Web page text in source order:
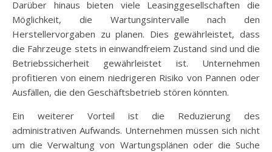
Darüber hinaus bieten viele Leasinggesellschaften die
Möglichkeit, die Wartungsintervalle nach den
Herstellervorgaben zu planen. Dies gewährleistet, dass
die Fahrzeuge stets in einwandfreiem Zustand sind und die
Betriebssicherheit gewährleistet ist. Unternehmen
profitieren von einem niedrigeren Risiko von Pannen oder
Ausfällen, die den Geschäftsbetrieb stören könnten.
Ein weiterer Vorteil ist die Reduzierung des
administrativen Aufwands. Unternehmen müssen sich nicht
um die Verwaltung von Wartungsplänen oder die Suche